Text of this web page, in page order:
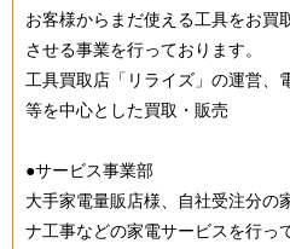
お客様からまだ使える工具をお買
させる事業を行っております。
工具買取店「リライズ」の運営、
等を中心とした買取・販売
●サービス事業部
大手家電量販店様、自社受注分の
ナ工事などの家電サービスを行っ